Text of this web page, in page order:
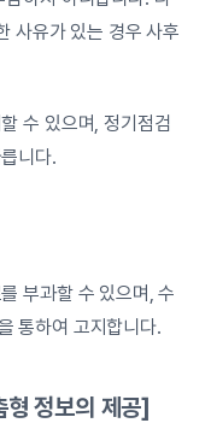
사유가 있는 경우 사후
수 있으며, 정기점검
니다.
부과할 수 있으며, 수
통하여 고지합니다.
정보의 제공]